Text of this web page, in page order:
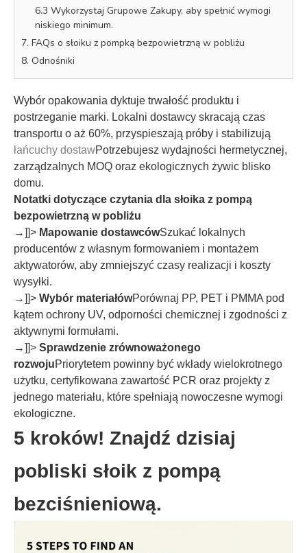
6.3 Wykorzystaj Grupowe Zakupy, aby spełnić wymogi
niskiego minimum.
7. FAQs o słoiku z pompką bezpowietrzną w pobliżu
8. Odnośniki
Wybór opakowania dyktuje trwałość produktu i
postrzeganie marki. Lokalni dostawcy skracają czas
transportu o aż 60%, przyspieszają próby i stabilizują
łańcuchy dostawPotrzebujesz wydajności hermetycznej,
zarządzalnych MOQ oraz ekologicznych żywic blisko
domu.
Notatki dotyczące czytania dla słoika z pompą
bezpowietrzną w pobliżu
→]]> Mapowanie dostawcówSzukać lokalnych
producentów z własnym formowaniem i montażem
aktywatorów, aby zmniejszyć czasy realizacji i koszty
wysyłki.
→]]> Wybór materiałówPorównaj PP, PET i PMMA pod
kątem ochrony UV, odporności chemicznej i zgodności z
aktywnymi formułami.
→]]> Sprawdzenie zrównoważonego
rozwojuPriorytetem powinny być wkłady wielokrotnego
użytku, certyfikowana zawartość PCR oraz projekty z
jednego materiału, które spełniają nowoczesne wymogi
ekologiczne.
5 kroków! Znajdź dzisiaj
pobliski słoik z pompą
bezciśnieniową.